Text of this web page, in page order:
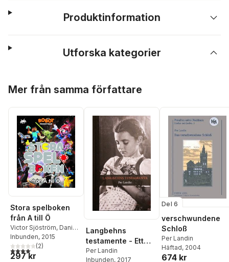
Produktinformation
Utforska kategorier
Mer från samma författare
Stora spelboken
från A till Ö
Victor Sjöström, Daniel
Eyre,Pär Villner
Landin
Inbunden, 2015
4,0utav 5 stjärnor. Totalt antal röster:
(2)
297 kr
Langbehns
testamente - Ett
tyskt århundrade i
Per Landin
Inbunden, 2017
Del 6
verschwundene
Schloß
Per Landin
Häftad, 2004
674 kr